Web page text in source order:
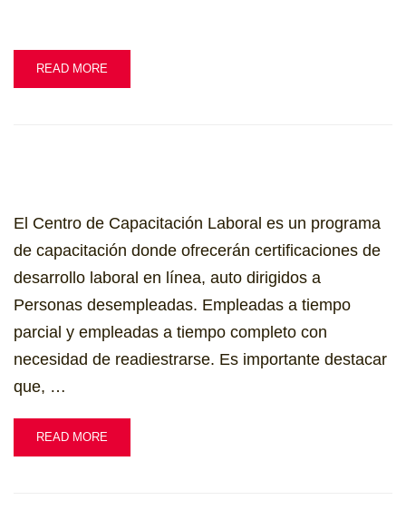
READ MORE
El Centro de Capacitación Laboral es un programa
de capacitación donde ofrecerán certificaciones de
desarrollo laboral en línea, auto dirigidos a
Personas desempleadas. Empleadas a tiempo
parcial y empleadas a tiempo completo con
necesidad de readiestrarse. Es importante destacar
que, …
READ MORE